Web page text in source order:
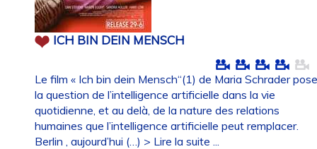
ICH BIN DEIN MENSCH
Le film « Ich bin dein Mensch“(1) de Maria Schrader
la question de l’intelligence artificielle dans la vie
quotidienne, et au delà, de la nature des relations
humaines que l’intelligence artificielle peut remplacer.
Berlin , aujourd’hui (…) > Lire la suite ...